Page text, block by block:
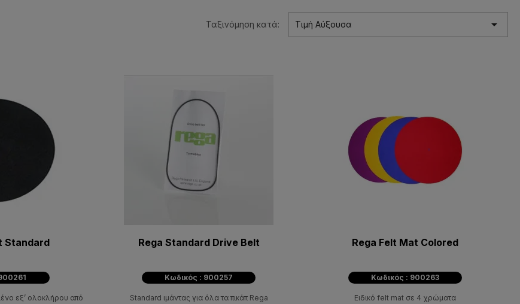
Ταξινόμηση κατά: Τιμή Αύξουσα 
Standard
εξ’ ολοκλήρου από
Rega Standard Drive Belt
Κωδικός : 900257
Standard ιμάντας για όλα τα πικάπ Rega
Rega Felt Mat Colored
Κωδικός : 900263
Ειδικό felt mat σε 4 χρώματα